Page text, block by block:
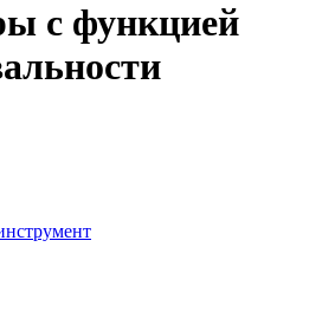
с функцией